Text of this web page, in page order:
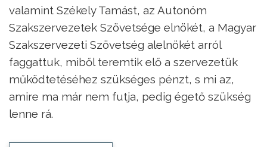
valamint Székely Tamást, az Autonóm
Szakszervezetek Szövetsége elnökét, a Magyar
Szakszervezeti Szövetség alelnökét arról
faggattuk, miből teremtik elő a szervezetük
működtetéséhez szükséges pénzt, s mi az,
amire ma már nem futja, pedig égető szükség
lenne rá.